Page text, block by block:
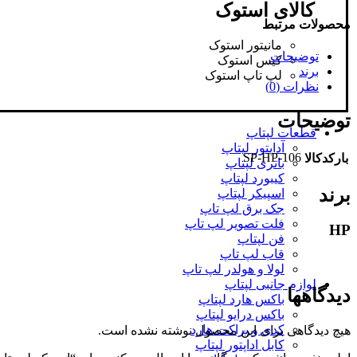
کالای استوک
مانیتور استوک
کیس استوک
لپ تاپ استوک
قطعات لپتاپ
آداپتور لپتاپ
باتری لپتاپ
کیبورد لپتاپ
اسپیکر لپتاپ
جک برق لپ تاپ
فلت تصویر لپ تاپ
فن لپتاپ
قاب لپ تاپ
لولا و هولدر لپ تاپ
لوازم جانبی لپتاپ
باکس هارد لپتاپ
باکس درایو لپتاپ
کدی و براکت هارد
کابل اداپتور لپتاپ
محصولات مرتبط
توضیحات
برند
نظرات (0)
توضیحات
بارکدکالا SP-HP-106
برند
HP
دیدگاهها
هیچ دیدگاهی برای این محصول نوشته نشده است.